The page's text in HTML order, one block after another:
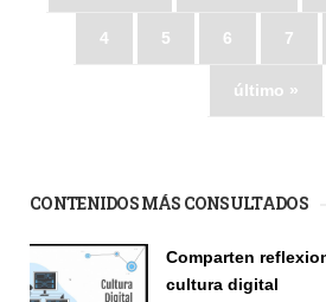
4 5 6 7
último »
CONTENIDOS MÁS CONSULTADOS
Comparten
cultura digital